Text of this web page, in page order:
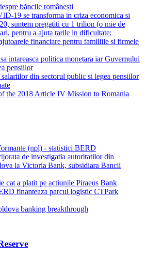
băncile românești
19 se transforma in criza economica si
suntem pregatiti cu 1 trilion (o mie de
pentru a ajuta tarile in dificultate;
financiare pentru familiile si firmele
intareasca politica monetara iar Guvernului
pensiilor
din sectorul public si legea pensiilor
the 2018 Article IV Mission to Romania
(npl) - statistici BERD
de investigatia autoritatilor din
la Victoria Bank, subsidiara Bancii
cat a platit pe actiunile Piraeus Bank
finanteaza parcul logistic CTPark
banking breakthrough